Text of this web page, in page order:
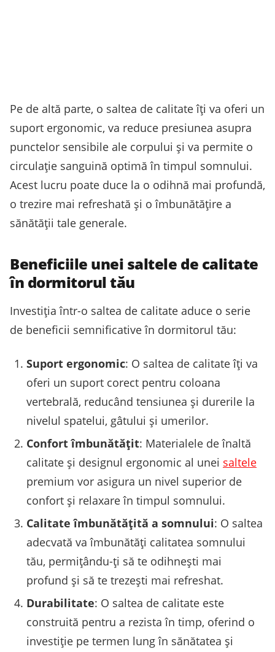
Pe de altă parte, o saltea de calitate îți va oferi un
suport ergonomic, va reduce presiunea asupra
punctelor sensibile ale corpului și va permite o
circulație sanguină optimă în timpul somnului.
Acest lucru poate duce la o odihnă mai profundă,
o trezire mai refreshată și o îmbunătățire a
sănătății tale generale.
Beneficiile unei saltele de calitate
în dormitorul tău
Investiția într-o saltea de calitate aduce o serie
de beneficii semnificative în dormitorul tău:
Suport ergonomic: O saltea de calitate îți va
oferi un suport corect pentru coloana
vertebrală, reducând tensiunea și durerile la
nivelul spatelui, gâtului și umerilor.
Confort îmbunătățit: Materialele de înaltă
calitate și designul ergonomic al unei saltele
premium vor asigura un nivel superior de
confort și relaxare în timpul somnului.
Calitate îmbunătățită a somnului: O saltea
adecvată va îmbunătăți calitatea somnului
tău, permițându-ți să te odihnești mai
profund și să te trezești mai refreshat.
Durabilitate: O saltea de calitate este
construită pentru a rezista în timp, oferind o
investiție pe termen lung în sănătatea și